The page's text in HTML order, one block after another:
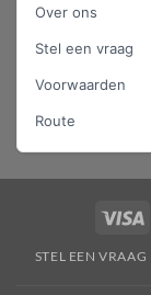
Over ons
Stel een vraag
Voorwaarden
Route
STEL EEN VRAAG